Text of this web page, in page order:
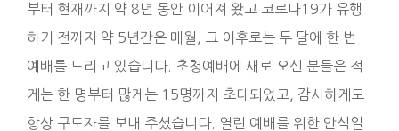
부터 현재까지 약 8년 동안 이어져 왔고 코로나19가 유행
하기 전까지 약 5년간은 매월, 그 이후로는 두 달에 한 번
예배를 드리고 있습니다. 초청예배에 새로 오신 분들은 적
게는 한 명부터 많게는 15명까지 초대되었고, 감사하게도
항상 구도자를 보내 주셨습니다. 열린 예배를 위한 안식일